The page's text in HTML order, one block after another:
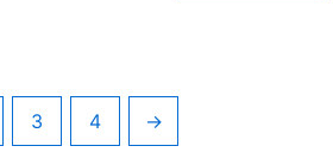
3 4 →